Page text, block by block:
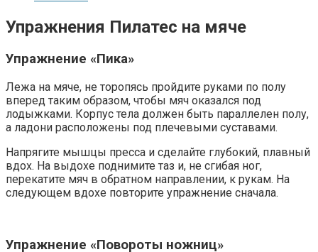
Упражнения Пилатес на мяче
Упражнение «Пика»
Лежа на мяче, не торопясь пройдите руками по полу
вперед таким образом, чтобы мяч оказался под
лодыжками. Корпус тела должен быть параллелен полу,
а ладони расположены под плечевыми суставами.
Напрягите мышцы пресса и сделайте глубокий, плавный
вдох. На выдохе поднимите таз и, не сгибая ног,
перекатите мяч в обратном направлении, к рукам. На
следующем вдохе повторите упражнение сначала.
Упражнение «Повороты ножниц»